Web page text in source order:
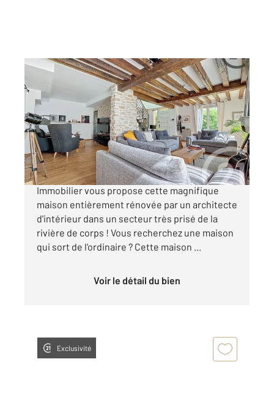
LA RIVIERE DE CORPS 10
210 m
Ref : 70708
Maison à vendre
458 000 €
En exclusivité, l'agence Century21 Martinot
Immobilier vous propose cette magnifique
maison entièrement rénovée par un architecte
d'intérieur dans un secteur très prisé de la
rivière de corps ! Vous recherchez une maison
qui sort de l'ordinaire ? Cette maison ...
Voir le détail du bien
Exclusivité